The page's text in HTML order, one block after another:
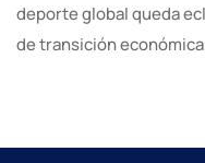
deporte global queda
de transición